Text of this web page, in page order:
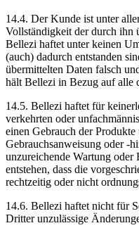
14.4. Der Kunde ist unter
Vollständigkeit der durch ihn
Bellezi haftet unter keinen
(auch) dadurch entstanden
übermittelten Daten falsch
hält Bellezi in Bezug auf alle
14.5. Bellezi haftet für
verkehrten oder
einen Gebrauch der
Gebrauchsanweisung oder -
unzureichende Wartung oder
entstehen, dass die
rechtzeitig oder nicht
14.6. Bellezi haftet nicht für
Dritter unzulässige